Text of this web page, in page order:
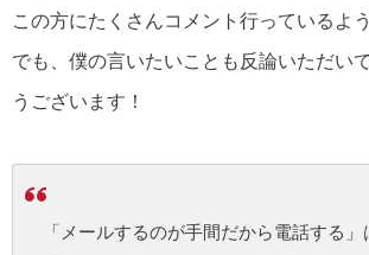
この方にたくさんコメント行っているよ
でも、僕の言いたいことも反論いただい
うございます！
「メールするのが手間だから電話する